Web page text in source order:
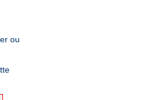
ou